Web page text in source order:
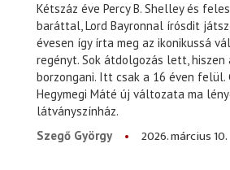
Kétszáz éve Percy B. Shelley és
baráttal, Lord Bayronnal írósdit
évesen így írta meg az ikonikussá
regényt. Sok átdolgozás lett, hiszen
borzongani. Itt csak a 16 éven felül.
Hegymegi Máté új változata ma
látványszínház.
Szegő György
2026. március 10.